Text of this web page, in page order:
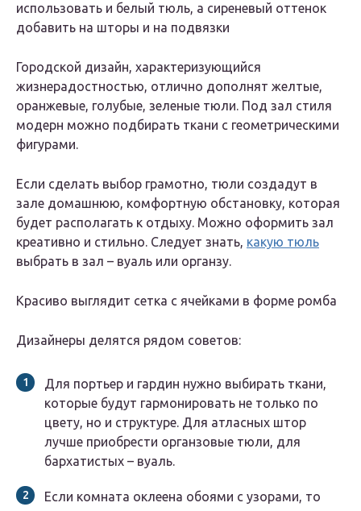
использовать и белый тюль, а сиреневый оттенок
добавить на шторы и на подвязки
Городской дизайн, характеризующийся
жизнерадостностью, отлично дополнят желтые,
оранжевые, голубые, зеленые тюли. Под зал стиля
модерн можно подбирать ткани с геометрическими
фигурами.
Если сделать выбор грамотно, тюли создадут в
зале домашнюю, комфортную обстановку, которая
будет располагать к отдыху. Можно оформить зал
креативно и стильно. Следует знать, какую тюль
выбрать в зал – вуаль или органзу.
Красиво выглядит сетка с ячейками в форме ромба
Дизайнеры делятся рядом советов:
Для портьер и гардин нужно выбирать ткани,
которые будут гармонировать не только по
цвету, но и структуре. Для атласных штор
лучше приобрести органзовые тюли, для
бархатистых – вуаль.
Если комната оклеена обоями с узорами, то